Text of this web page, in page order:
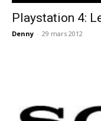
Playstation 4:
Denny - 29 mars 2012